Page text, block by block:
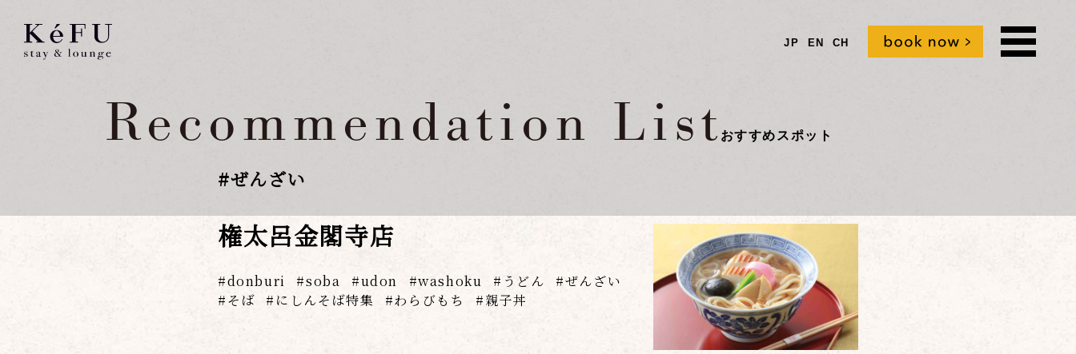
JP EN CH
Recommendation Listおすすめスポット
#ぜんざい
権太呂金閣寺店
donburi soba udon washoku うどん
ぜんざい
そば
にしんそば特集 わらびもち 親子丼